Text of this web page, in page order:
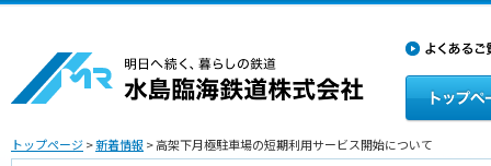
トップページ>新着情報> 高架下月極駐車場の短期利用サービス開始について